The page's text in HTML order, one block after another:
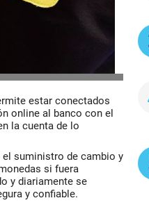
estar conectados
online al banco con el
la cuenta de lo
suministro de cambio y
si fuera
y diariamente se
y confiable.